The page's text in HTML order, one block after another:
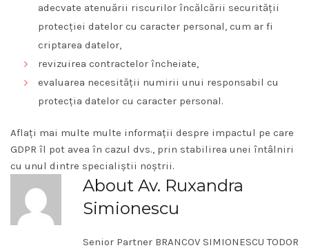
adecvate atenuării riscurilor încălcării securității
protecției datelor cu caracter personal, cum ar fi
criptarea datelor,
revizuirea contractelor încheiate,
evaluarea necesității numirii unui responsabil cu
protecția datelor cu caracter personal.
Aflați mai multe multe informații despre impactul pe care
GDPR îl pot avea în cazul dvs., prin stabilirea unei întâlniri
cu unul dintre specialiștii noștrii.
About Av. Ruxandra
Simionescu
Senior Partner BRANCOV SIMIONESCU TODOR